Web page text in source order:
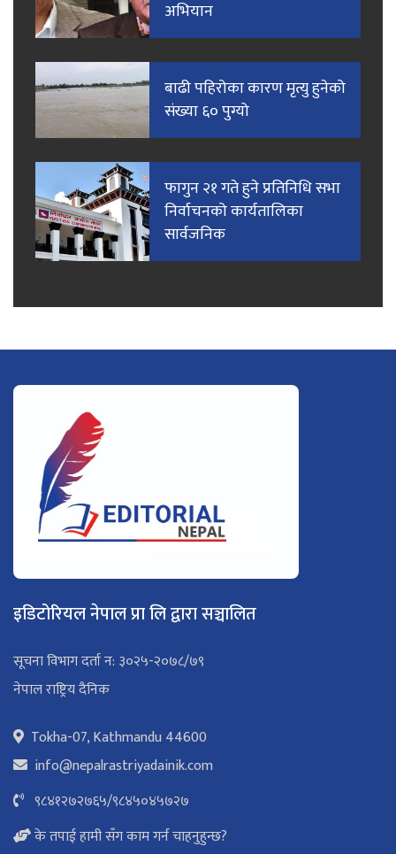
अभियान
बाढी पहिरोका कारण मृत्यु हुनेको
संख्या ६० पुग्यो
फागुन २१ गते हुने प्रतिनिधि सभा
निर्वाचनको कार्यतालिका
सार्वजनिक
इडिटोरियल नेपाल प्रा लि द्वारा सञ्चालित
सूचना विभाग दर्ता न: ३०२५-२०७८/७९
नेपाल राष्ट्रिय दैनिक
Tokha-07, Kathmandu 44600
info@nepalrastriyadainik.com
९८४१२७२७६५/९८४५०४५७२७
के तपाई हामी सँग काम गर्न चाहनुहुन्छ?